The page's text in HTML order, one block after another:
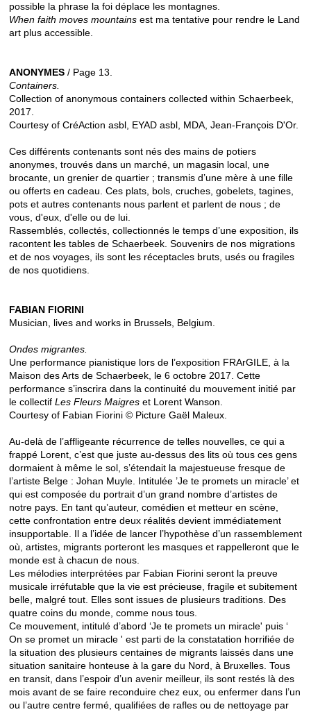
possible la phrase la foi déplace les montagnes.
When faith moves mountains est ma tentative pour rendre le Land
art plus accessible.
ANONYMES / Page 13.
Containers.
Collection of anonymous containers collected within Schaerbeek,
2017.
Courtesy of CréAction asbl, EYAD asbl, MDA, Jean-François D'Or.
Ces différents contenants sont nés des mains de potiers
anonymes, trouvés dans un marché, un magasin local, une
brocante, un grenier de quartier ; transmis d’une mère à une fille
ou offerts en cadeau. Ces plats, bols, cruches, gobelets, tagines,
pots et autres contenants nous parlent et parlent de nous ; de
vous, d'eux, d'elle ou de lui.
Rassemblés, collectés, collectionnés le temps d’une exposition, ils
racontent les tables de Schaerbeek. Souvenirs de nos migrations
et de nos voyages, ils sont les réceptacles bruts, usés ou fragiles
de nos quotidiens.
FABIAN FIORINI
Musician, lives and works in Brussels, Belgium.
Ondes migrantes.
Une performance pianistique lors de l’exposition FRArGILE, à la
Maison des Arts de Schaerbeek, le 6 octobre 2017. Cette
performance s’inscrira dans la continuité du mouvement initié par
le collectif Les Fleurs Maigres et Lorent Wanson.
Courtesy of Fabian Fiorini © Picture Gaël Maleux.
Au-delà de l’affligeante récurrence de telles nouvelles, ce qui a
frappé Lorent, c’est que juste au-dessus des lits où tous ces gens
dormaient à même le sol, s’étendait la majestueuse fresque de
l’artiste Belge : Johan Muyle. Intitulée ’Je te promets un miracle’ et
qui est composée du portrait d’un grand nombre d’artistes de
notre pays. En tant qu’auteur, comédien et metteur en scène,
cette confrontation entre deux réalités devient immédiatement
insupportable. Il a l’idée de lancer l’hypothèse d’un rassemblement
où, artistes, migrants porteront les masques et rappelleront que le
monde est à chacun de nous.
Les mélodies interprétées par Fabian Fiorini seront la preuve
musicale irréfutable que la vie est précieuse, fragile et subitement
belle, malgré tout. Elles sont issues de plusieurs traditions. Des
quatre coins du monde, comme nous tous.
Ce mouvement, intitulé d’abord ‘Je te promets un miracle' puis ‘
On se promet un miracle ' est parti de la constatation horrifiée de
la situation des plusieurs centaines de migrants laissés dans une
situation sanitaire honteuse à la gare du Nord, à Bruxelles. Tous
en transit, dans l’espoir d’un avenir meilleur, ils sont restés là des
mois avant de se faire reconduire chez eux, ou enfermer dans l’un
ou l’autre centre fermé, qualifiées de rafles ou de nettoyage par